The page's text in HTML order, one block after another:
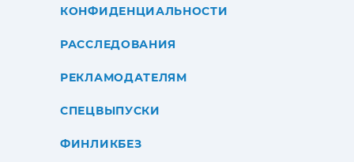
КОНФИДЕНЦИАЛЬНОСТИ
РАССЛЕДОВАНИЯ
РЕКЛАМОДАТЕЛЯМ
СПЕЦВЫПУСКИ
ФИНЛИКБЕЗ